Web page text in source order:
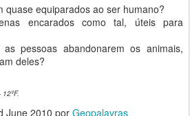
quase equiparados ao ser humano?
encarados como tal, úteis para
pessoas abandonarem os animais,
deles?
June 2010 por Geopalavras